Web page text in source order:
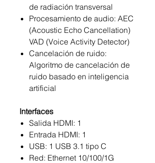
de radiación transversal
Procesamiento de audio: AEC
(Acoustic Echo Cancellation)
VAD (Voice Activity Detector)
Cancelación de ruido:
Algoritmo de cancelación de
ruido basado en inteligencia
artificial
Interfaces
Salida HDMI: 1
Entrada HDMI: 1
USB: 1 USB 3.1 tipo C
Red: Ethernet 10/100/1G